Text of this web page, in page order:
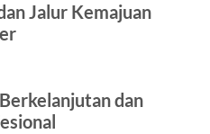
Jalur Kemajuan
dan